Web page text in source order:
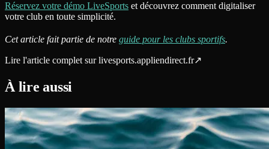
Réservez votre démo LiveSports et découvrez comment digitaliser
votre club en toute simplicité.
Cet article fait partie de notre guide pour les clubs sportifs.
Lire l'article complet sur livesports.appliendirect.fr↗
À lire aussi